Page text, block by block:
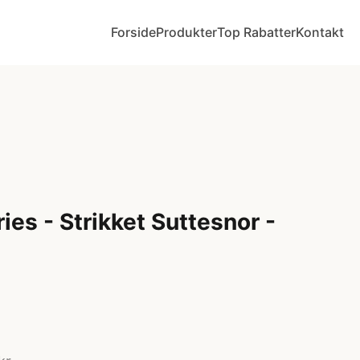
ForsideProdukterTop RabatterKontakt
- Strikket Suttesnor -